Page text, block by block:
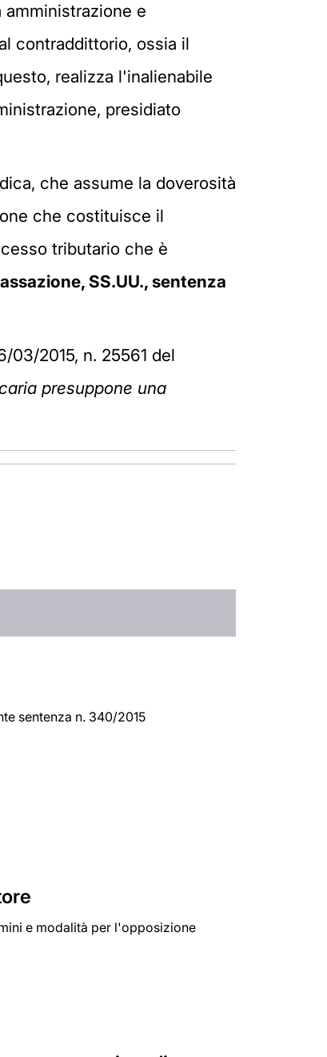
e
contraddittorio, ossia il
realizza l'inalienabile
presidiato
che assume la doverosità
che costituisce il
tributario che è
SS.UU., sentenza
03/2015, n. 25561 del
presuppone una
sentenza n. 340/2015
e modalità per l'opposizione